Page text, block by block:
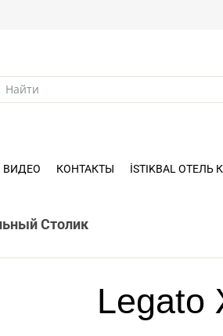
ВИДЕО КОНТАКТЫ İSTIKBAL ОТЕЛЬ
Столик
Legato